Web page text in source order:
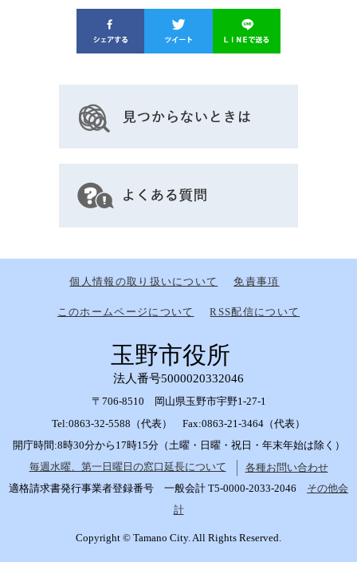
個人情報の取り扱いについて 免責事項
このホームページについて RSS配信について
玉野市役所
法人番号5000020332046
〒706-8510 岡山県玉野市宇野1-27-1
Tel:0863-32-5588（代表） Fax:0863-21-3464（代表）
開庁時間:8時30分から17時15分（土曜・日曜・祝日・年末年始は除く）
毎週水曜、第一日曜日の窓口延長について
各種お問い合わせ
適格請求書発行事業者登録番号 一般会計 T5-0000-2033-2046 その他会
計
Copyright © Tamano City. All Rights Reserved.